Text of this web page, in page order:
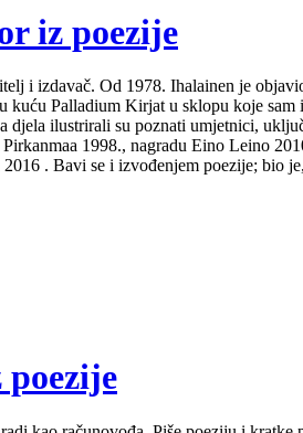
iz poezije
i izdavač. Od 1978. Ihalainen je
kuću Palladium Kirjat u sklopu koje
djela ilustrirali su poznati umjetnici,
1998., nagradu Eino Leino
. Bavi se i izvođenjem poezije; bio